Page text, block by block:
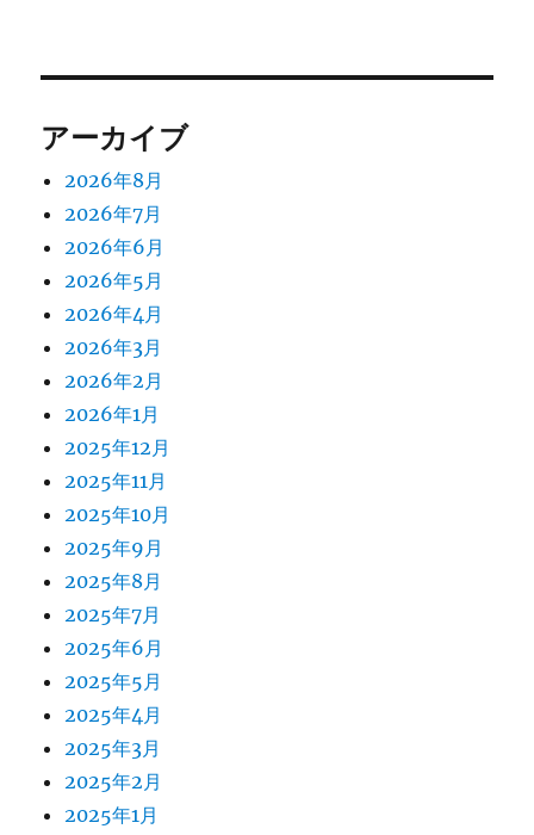
アーカイブ
2026年8月
2026年7月
2026年6月
2026年5月
2026年4月
2026年3月
2026年2月
2026年1月
2025年12月
2025年11月
2025年10月
2025年9月
2025年8月
2025年7月
2025年6月
2025年5月
2025年4月
2025年3月
2025年2月
2025年1月